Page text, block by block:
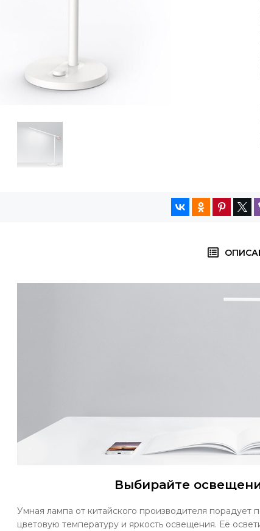
Выбирайте
Умная лампа от китайского производителя порадует
цветовую температуру и яркость освещения. Её